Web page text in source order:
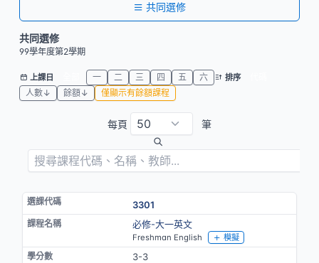
共同選修
共同選修
99學年度第2學期
上課日 一 二 三 四 五 六 排序
人數↓
餘額↓ 僅顯示有餘額課程
每頁 筆
3301
必修-大一英文
Freshman English 模擬
3-3